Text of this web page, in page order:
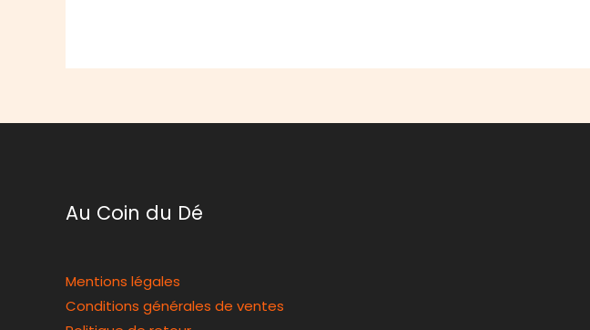
Au Coin du Dé
Mentions légales
Conditions générales de ventes